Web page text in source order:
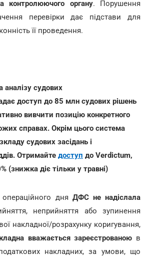
контролюючого органу. Порушення
перевірки дає підстави для
її проведення.
аналізу судових
доступ до 85 млн судових рішень
вивчити позицію конкретного
справах. Окрім цього система
судових засідань і
Отримайте доступ до Verdictum,
(знижка діє тільки у травні)
дня ДФС не надіслала
неприйняття або зупинення
накладної/розрахунку коригування,
вважається зареєстрованою в
накладних, за умови, що